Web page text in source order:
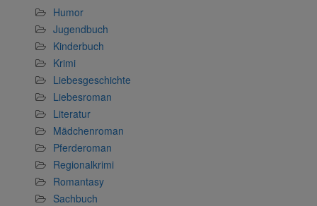
Humor
Jugendbuch
Kinderbuch
Krimi
Liebesgeschichte
Liebesroman
Literatur
Mädchenroman
Pferderoman
Regionalkrimi
Romantasy
Sachbuch